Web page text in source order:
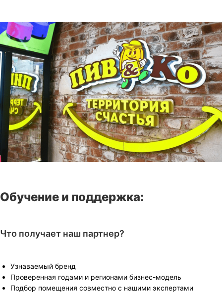
Обучение и поддержка:
Что получает наш партнер?
Узнаваемый бренд
Проверенная годами и регионами бизнес-модель
Подбор помещения совместно с нашими экспертами